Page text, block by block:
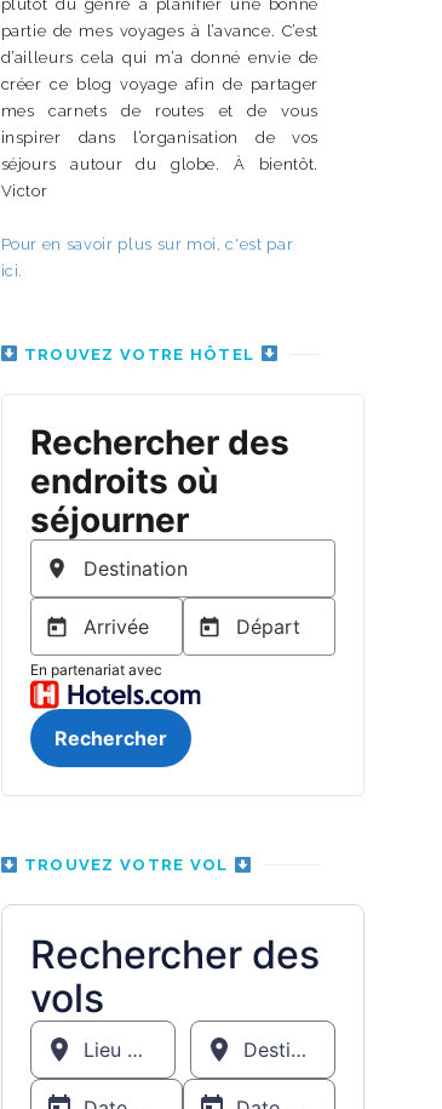
plutôt du genre à planifier une bonne
partie de mes voyages à l’avance. C’est
d’ailleurs cela qui m’a donné envie de
créer ce blog voyage afin de partager
mes carnets de routes et de vous
inspirer dans l’organisation de vos
séjours autour du globe. À bientôt.
Victor
Pour en savoir plus sur moi, c'est par
ici.
TROUVEZ VOTRE HÔTEL
TROUVEZ VOTRE VOL